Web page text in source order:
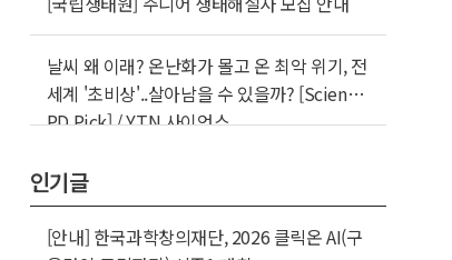
날씨 왜 이래? 온난화가 몰고 온 최악 위기, 전
세계 '초비상'..살아남을 수 있을까? [Science
PD Pick] / YTN 사이언스
인기글
[안내] 한국과학창의재단, 2026 클릭온 AI(구